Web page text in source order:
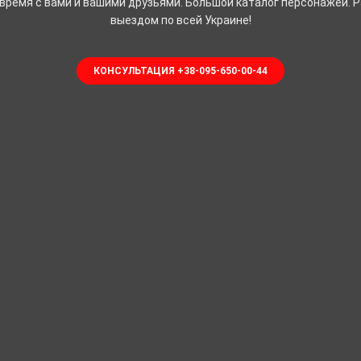
выездом по всей Украине!
КОНСУЛЬТАЦИЯ +38-095-650-00-44